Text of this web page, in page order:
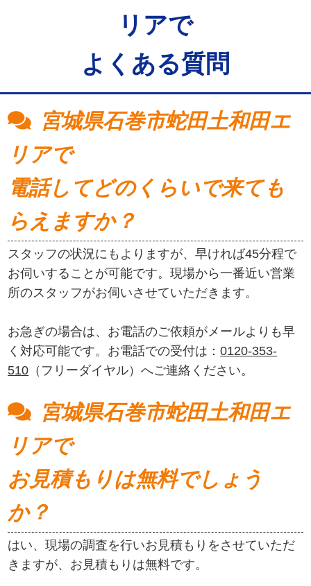
リアで
よくある質問
宮城県石巻市蛇田土和田エ
リアで
電話してどのくらいで来ても
らえますか？
スタッフの状況にもよりますが、早ければ45分程で
お伺いすることが可能です。現場から一番近い営業
所のスタッフがお伺いさせていただきます。
お急ぎの場合は、お電話のご依頼がメールよりも早
く対応可能です。お電話での受付は：0120-353-
510 （フリーダイヤル）へご連絡ください。
宮城県石巻市蛇田土和田エ
リアで
お見積もりは無料でしょう
か？
はい、現場の調査を行いお見積もりをさせていただ
きますが、お見積もりは無料です。